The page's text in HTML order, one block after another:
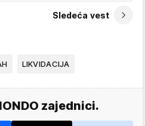
Sledeća vest
LIKVIDACIJA
zajednici.